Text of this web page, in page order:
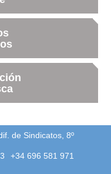
de Sindicatos, 8º
+34 696 581 971